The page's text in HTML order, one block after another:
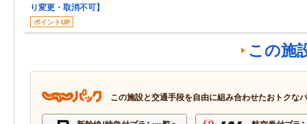
り変更・取消不可】
ポイントUP
この施
この施設と交通手段を自由に組み合わせたおトクな